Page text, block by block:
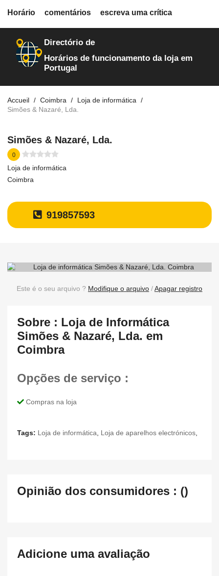
loja-de-informatica
Directório de
Horários de funcionamento da loja em
Portugal
Accueil Coimbra
Loja de informática
Simões & Nazaré, Lda.
Simões & Nazaré, Lda.
0
Loja de informática
Coimbra
919857593
Horário comentários escreva uma crítica
Este é o seu arquivo ? Modifique o arquivo /Apagar registro
Sobre : Loja de Informática
Simões & Nazaré, Lda. em
Coimbra
Opções de serviço :
Compras na loja
Tags: Loja de informática Loja de aparelhos electrónicos
Opinião dos consumidores : ()
Adicione uma avaliação